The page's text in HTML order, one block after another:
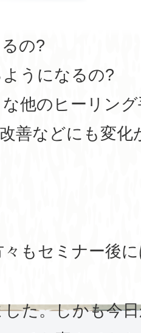
の?
うになるの?
他のヒーリン
善などにも変化
もセミナー後
た。しかも今